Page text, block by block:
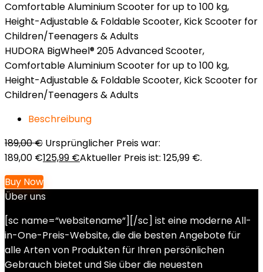
HUDORA BigWheel® 205 Advanced Scooter,
Comfortable Aluminium Scooter for up to 100 kg,
Height-Adjustable & Foldable Scooter, Kick Scooter for
Children/Teenagers & Adults
Beschreibung
189,00€ Ursprünglicher Preis war:
189,00 €125,99 €Aktueller Preis ist: 125,99 €.
Buy Now
Über uns
[sc name=“websitename“][/sc] ist eine moderne All-
in-One-Preis-Website, die die besten Angebote für
alle Arten von Produkten für Ihren persönlichen
Gebrauch bietet und Sie über die neuesten